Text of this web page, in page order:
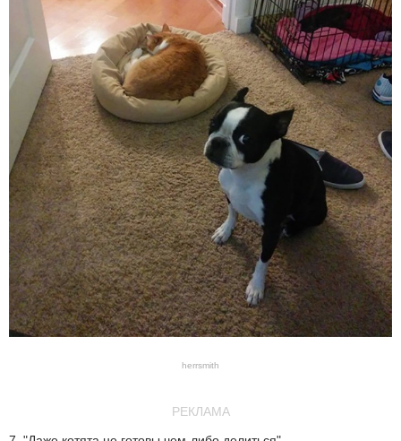
herrsmith
РЕКЛАМА